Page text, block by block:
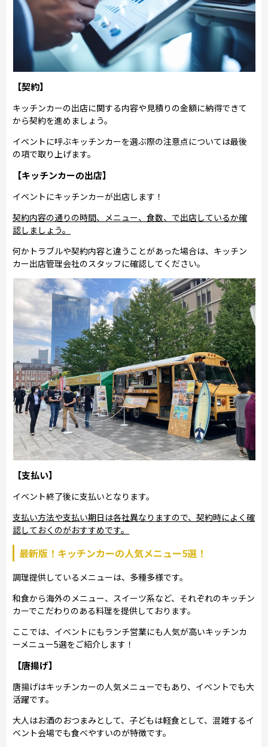
【契約】
キッチンカーの出店に関する内容や見積りの金額に納得できて
から契約を進めましょう。
イベントに呼ぶキッチンカーを選ぶ際の注意点については最後
の項で取り上げます。
【キッチンカーの出店】
イベントにキッチンカーが出店します！
契約内容の通りの時間、メニュー、食数、で出店しているか確
認しましょう。
何かトラブルや契約内容と違うことがあった場合は、キッチン
カー出店管理会社のスタッフに確認してください。
【支払い】
イベント終了後に支払いとなります。
支払い方法や支払い期日は各社異なりますので、契約時によく確
認しておくのがおすすめです。
最新版！キッチンカーの人気メニュー5選！
調理提供しているメニューは、多種多様です。
和食から海外のメニュー、スイーツ系など、それぞれのキッチン
カーでこだわりのある料理を提供しております。
ここでは、イベントにもランチ営業にも人気が高いキッチンカ
ーメニュー5選をご紹介します！
【唐揚げ】
唐揚げはキッチンカーの人気メニューでもあり、イベントでも大
活躍です。
大人はお酒のおつまみとして、子どもは軽食として、混雑するイ
ベント会場でも食べやすいのが特徴です。